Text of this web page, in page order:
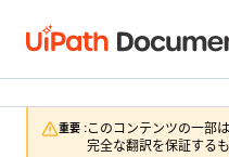
重要 :このコンテンツの一部
完全な翻訳を保証する